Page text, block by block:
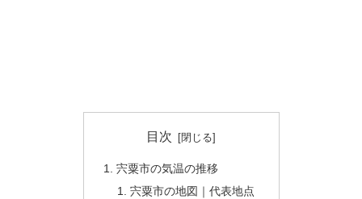
目次
宍粟市の気温の推移
宍粟市の地図｜代表地点